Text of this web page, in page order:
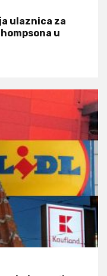
ulaznica za
u